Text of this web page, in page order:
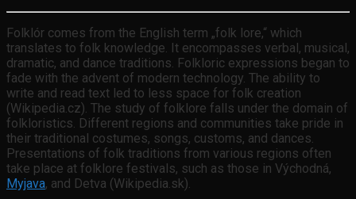
Folklór comes from the English term „folk lore,“ which
translates to folk knowledge. It encompasses verbal, musical,
dramatic, and dance traditions. Folkloric expressions began to
fade with the advent of modern technology. The ability to
write and read text led to less space for folk creation
(Wikipedia.cz). The study of folklore falls under the domain of
folkloristics. Different regions and communities take pride in
their traditional costumes, songs, customs, and dances.
Presentations of folk traditions from various regions often
take place at folklore festivals, such as those in Východná,
Myjava, and Detva (Wikipedia.sk).